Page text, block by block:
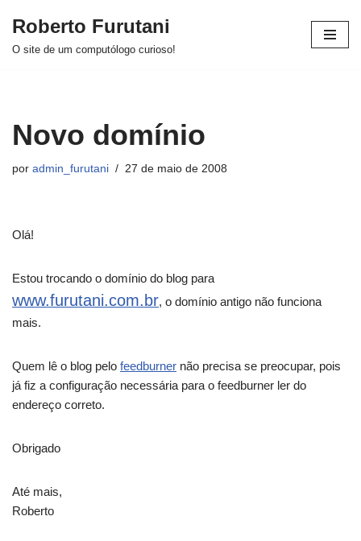
Pular
Roberto Furutani
O site de um computólogo curioso!
Novo domínio
por admin_furutani 27 de maio de 2008
Olá!
Estou trocando o domínio do blog para
www.furutani.com.br, o domínio antigo não funciona
mais.
Quem lê o blog pelo feedburner não precisa se preocupar, pois
já fiz a configuração necessária para o feedburner ler do
endereço correto.
Obrigado
Até mais,
Roberto